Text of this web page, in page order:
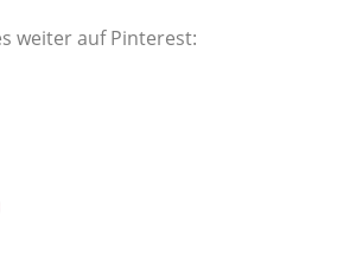
weiter auf Pinterest: